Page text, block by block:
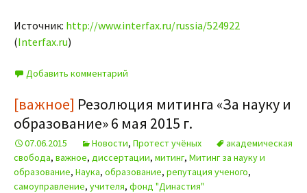
Источник: http://www.interfax.ru/russia/524922
(Interfax.ru)
Добавить комментарий
[важное] Резолюция митинга «За науку и
образование» 6 мая 2015 г.
07.06.2015 Новости, Протест учёных
академическая
свобода, важное, диссертации, митинг, Митинг за науку и
образование, Наука, образование, репутация ученого,
самоуправление, учителя, фонд "Династия"